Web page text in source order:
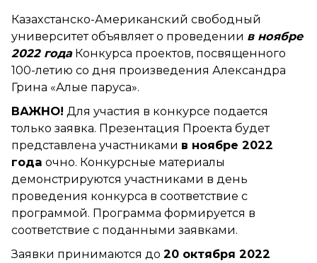
Казахстанско-Американский свободный
университет объявляет о проведении в ноябре
2022 годаКонкурса проектов, посвященного
100-летию со дня произведения Александра
Грина «Алые паруса».
ВАЖНО! Для участия в конкурсе подается
только заявка. Презентация Проекта будет
представлена участниками в ноябре 2022
года очно. Конкурсные материалы
демонстрируются участниками в день
проведения конкурса в соответствие с
программой. Программа формируется в
соответствие с поданными заявками.
Заявки принимаются до 20 октября 2022